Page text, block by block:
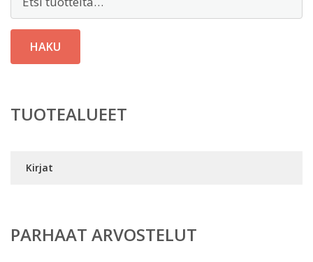
HAKU
TUOTEALUEET
Kirjat
PARHAAT ARVOSTELUT